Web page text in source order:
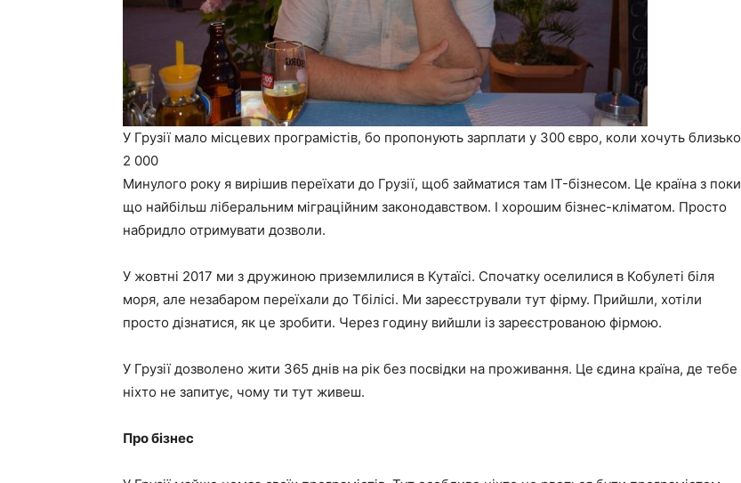
У Грузії мало місцевих програмістів, бо пропонують зарплати у 300 євро, коли хочуть близько
2 000
Минулого року я вирішив переїхати до Грузії, щоб займатися там IT-бізнесом. Це країна з поки
що найбільш ліберальним міграційним законодавством. І хорошим бізнес-кліматом. Просто
набридло отримувати дозволи.
У жовтні 2017 ми з дружиною приземлилися в Кутаїсі. Спочатку оселилися в Кобулеті біля
моря, але незабаром переїхали до Тбілісі. Ми зареєстрували тут фірму. Прийшли, хотіли
просто дізнатися, як це зробити. Через годину вийшли із зареєстрованою фірмою.
У Грузії дозволено жити 365 днів на рік без посвідки на проживання. Це єдина країна, де тебе
ніхто не запитує, чому ти тут живеш.
Про бізнес